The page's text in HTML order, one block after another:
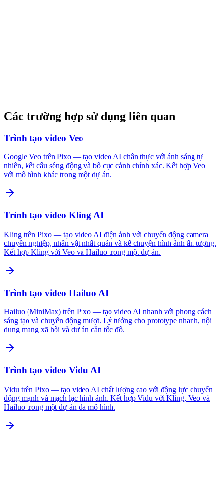
Các trường hợp sử dụng liên quan
Trình tạo video Veo
Google Veo trên Pixo — tạo video AI chân thực với ánh sáng tự
nhiên, kết cấu sống động và bố cục cảnh chính xác. Kết hợp Veo
với mô hình khác trong một dự án.
Trình tạo video Kling AI
Kling trên Pixo — tạo video AI điện ảnh với chuyển động camera
chuyên nghiệp, nhân vật nhất quán và kể chuyện hình ảnh ấn tượng.
Kết hợp Kling với Veo và Hailuo trong một dự án.
Trình tạo video Hailuo AI
Hailuo (MiniMax) trên Pixo — tạo video AI nhanh với phong cách
sáng tạo và chuyển động mượt. Lý tưởng cho prototype nhanh, nội
dung mạng xã hội và dự án cần tốc độ.
Trình tạo video Vidu AI
Vidu trên Pixo — tạo video AI chất lượng cao với động lực chuyển
động mạnh và mạch lạc hình ảnh. Kết hợp Vidu với Kling, Veo và
Hailuo trong một dự án đa mô hình.